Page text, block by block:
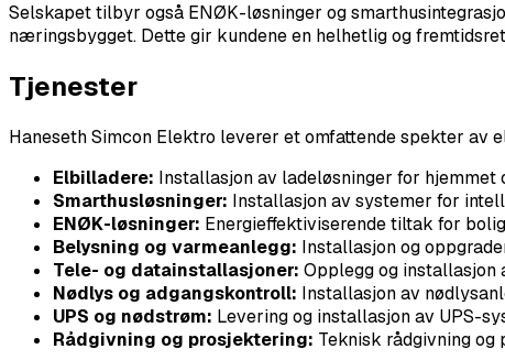
Selskapet tilbyr også ENØK-løsninger og
næringsbygget. Dette gir kundene en helhetlig og
Tjenester
Haneseth Simcon Elektro leverer et omfattende spekter
Elbilladere: Installasjon av ladeløsninger for
Smarthusløsninger: Installasjon av systemer for
ENØK-løsninger: Energieffektiviserende tiltak for
Belysning og varmeanlegg: Installasjon og
Tele- og datainstallasjoner: Opplegg og
Nødlys og adgangskontroll: Installasjon av
UPS og nødstrøm: Levering og installasjon av UPS-
Rådgivning og prosjektering: Teknisk rådgivning